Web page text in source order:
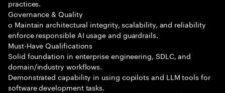
practices.
Governance & Quality
o Maintain architectural integrity, scalability, and reliability
enforce responsible AI usage and guardrails.
Must-Have Qualifications
Solid foundation in enterprise engineering, SDLC, and
domain/industry workflows.
Demonstrated capability in using copilots and LLM tools for
software development tasks.